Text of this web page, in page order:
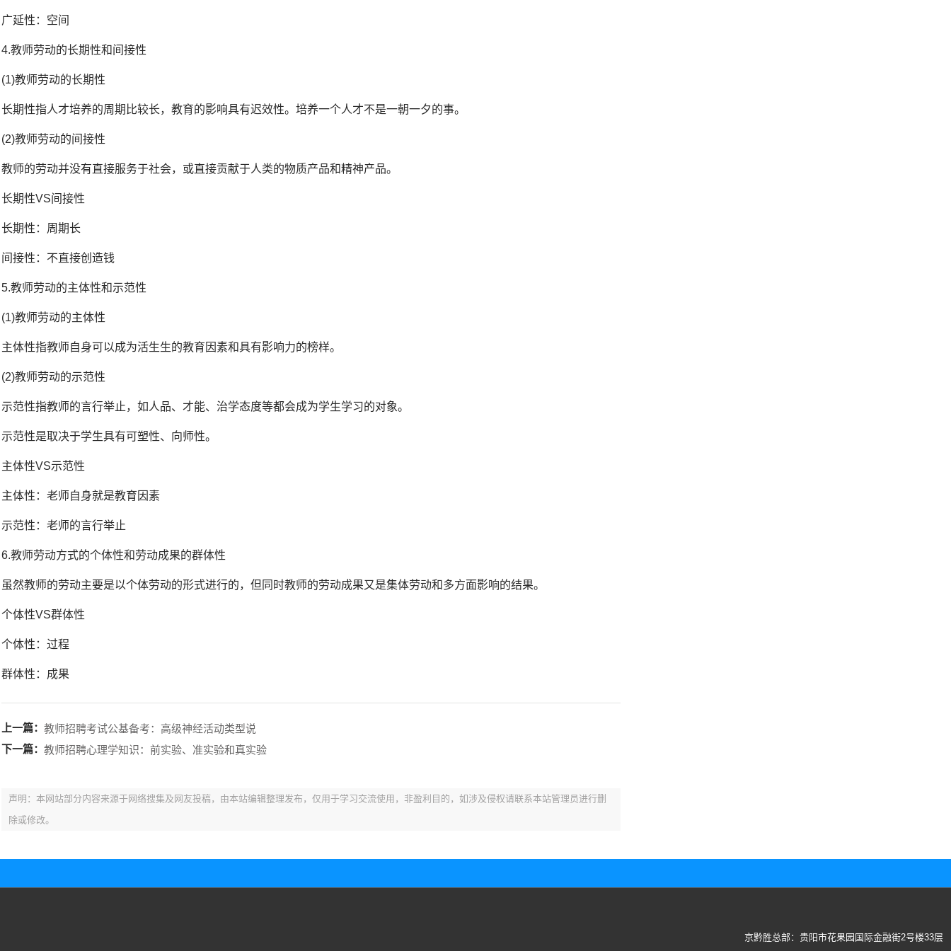
广延性：空间
4.教师劳动的长期性和间接性
(1)教师劳动的长期性
长期性指人才培养的周期比较长，教育的影响具有迟效性。培养一个人才不是一朝一夕的事。
(2)教师劳动的间接性
教师的劳动并没有直接服务于社会，或直接贡献于人类的物质产品和精神产品。
长期性VS间接性
长期性：周期长
间接性：不直接创造钱
5.教师劳动的主体性和示范性
(1)教师劳动的主体性
主体性指教师自身可以成为活生生的教育因素和具有影响力的榜样。
(2)教师劳动的示范性
示范性指教师的言行举止，如人品、才能、治学态度等都会成为学生学习的对象。
示范性是取决于学生具有可塑性、向师性。
主体性VS示范性
主体性：老师自身就是教育因素
示范性：老师的言行举止
6.教师劳动方式的个体性和劳动成果的群体性
虽然教师的劳动主要是以个体劳动的形式进行的，但同时教师的劳动成果又是集体劳动和多方面影响的结果。
个体性VS群体性
个体性：过程
群体性：成果
上一篇： 教师招聘考试公基备考：高级神经活动类型说
下一篇： 教师招聘心理学知识：前实验、准实验和真实验
声明：本网站部分内容来源于网络搜集及网友投稿，由本站编辑整理发布，仅用于学习交流使用，非盈利目的，如涉及侵权请联系本站管理员进行删
除或修改。
京黔胜总部：贵阳市花果园国际金融街2号楼33层